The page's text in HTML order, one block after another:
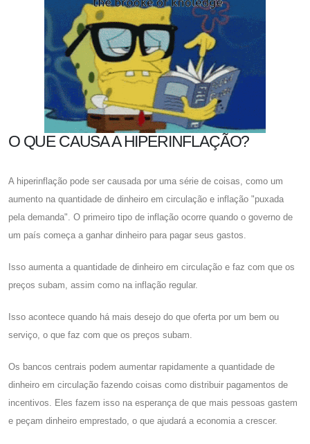
O QUE CAUSA A HIPERINFLAÇÃO?
A hiperinflação pode ser causada por uma série de coisas, como um
aumento na quantidade de dinheiro em circulação e inflação "puxada
pela demanda". O primeiro tipo de inflação ocorre quando o governo de
um país começa a ganhar dinheiro para pagar seus gastos.
Isso aumenta a quantidade de dinheiro em circulação e faz com que os
preços subam, assim como na inflação regular.
Isso acontece quando há mais desejo do que oferta por um bem ou
serviço, o que faz com que os preços subam.
Os bancos centrais podem aumentar rapidamente a quantidade de
dinheiro em circulação fazendo coisas como distribuir pagamentos de
incentivos. Eles fazem isso na esperança de que mais pessoas gastem
e peçam dinheiro emprestado, o que ajudará a economia a crescer.